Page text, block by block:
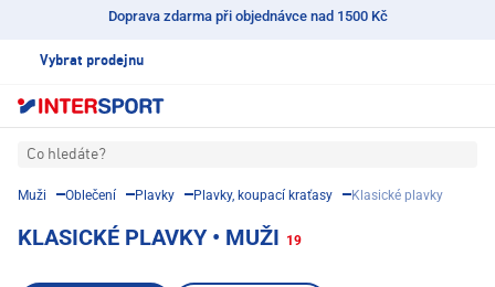
Doprava zdarma při objednávce nad 1500 Kč
Vybrat prodejnu
Co hledáte?
Muži Oblečení Plavky Plavky, koupací kraťasy Klasické plavky
KLASICKÉ PLAVKY • MUŽI 19